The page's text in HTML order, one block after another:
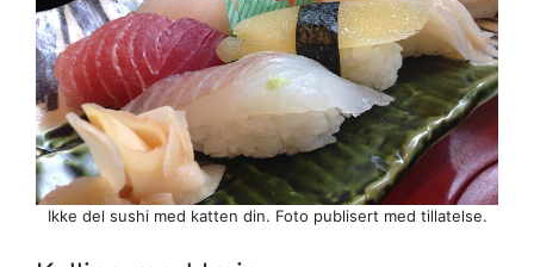
Ikke del sushi med katten din. Foto publisert med tillatelse.